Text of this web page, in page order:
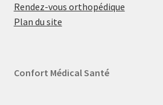
Rendez-vous orthopédique
Plan du site
Confort Médical Santé